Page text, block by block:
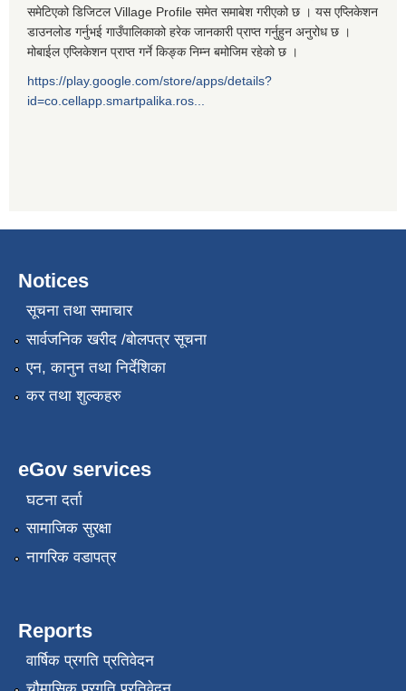
समेटिएको डिजिटल Village Profile समेत समाबेश गरीएको छ । यस एप्लिकेशन
डाउनलोड गर्नुभई गाउँपालिकाको हरेक जानकारी प्राप्त गर्नुहुन अनुरोध छ ।
मोबाईल एप्लिकेशन प्राप्त गर्ने किङ्क निम्न बमोजिम रहेको छ ।
https://play.google.com/store/apps/details?
id=co.cellapp.smartpalika.ros...
Notices
सूचना तथा समाचार
सार्वजनिक खरीद /बोलपत्र सूचना
एन, कानुन तथा निर्देशिका
कर तथा शुल्कहरु
eGov services
घटना दर्ता
सामाजिक सुरक्षा
नागरिक वडापत्र
Reports
वार्षिक प्रगति प्रतिवेदन